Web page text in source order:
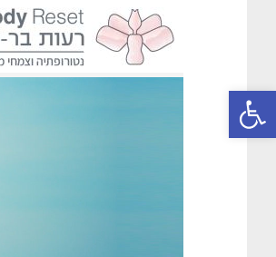
פתח סרגל נגישות